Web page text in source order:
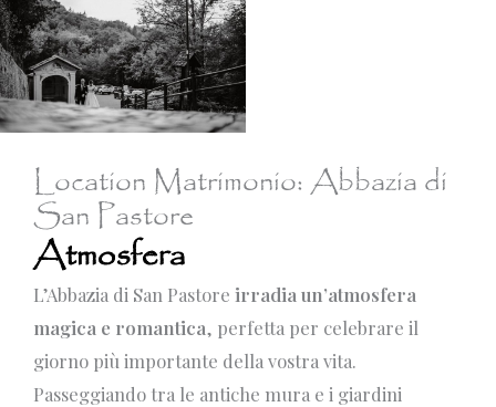
Location Matrimonio: Abbazia di
San Pastore
Atmosfera
L’Abbazia di San Pastore irradia un’atmosfera
magica e romantica, perfetta per celebrare il
giorno più importante della vostra vita.
Passeggiando tra le antiche mura e i giardini